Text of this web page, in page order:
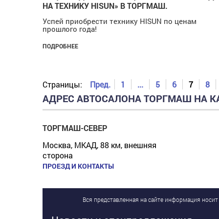
НА ТЕХНИКУ HISUN» В ТОРГМАШ.
Успей приобрести технику HISUN по ценам
прошлого года!
ПОДРОБНЕЕ
Страницы: Пред. 1 ... 5 6 7 8
АДРЕС АВТОСАЛОНА ТОРГМАШ НА
ТОРГМАШ-СЕВЕР
Москва, МКАД, 88 км, внешняя
сторона
ПРОЕЗД И КОНТАКТЫ
Вся представленная на сайте информация